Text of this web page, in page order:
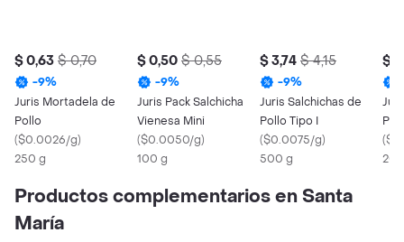
$ 0,63 $ 0,70
-9%
Juris Mortadela de
Pollo
($0.0026/g)
250 g
$ 0,50 $ 0,55
-9%
Juris Pack Salchicha
Vienesa Mini
($0.0050/g)
100 g
$ 3,74 $ 4,15
-9%
Juris Salchichas de
Pollo Tipo I
($0.0075/g)
500 g
$
(
Productos complementarios en Santa
María